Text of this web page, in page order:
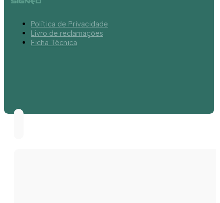
Política de Privacidade
Livro de reclamações
Ficha Técnica